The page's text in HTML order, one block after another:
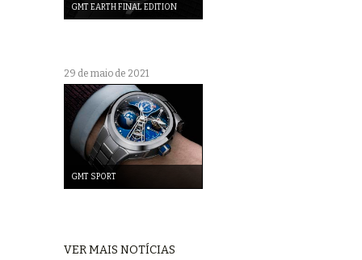
GMT EARTH FINAL EDITION
29 de maio de 2021
GMT SPORT
VER MAIS NOTÍCIAS